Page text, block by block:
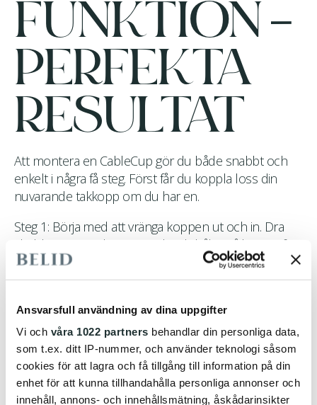
Ansvarsfull användning av dina uppgifter
Vi och våra 1022 partners behandlar din personliga data,
som t.ex. ditt IP-nummer, och använder teknologi såsom
cookies för att lagra och få tillgång till information på din
enhet för att kunna tillhandahålla personliga annonser och
innehåll, annons- och innehållsmätning, åskådarinsikter
FUNKTION –
PERFEKTA
RESULTAT
Att montera en CableCup gör du både snabbt och
enkelt i några få steg. Först får du koppla loss din
nuvarande takkopp om du har en.
Steg 1: Börja med att vränga koppen ut och in. Dra
sladden genom koppen och sidohålet på hänget för
att därefter hänga den på takkroken.
lite försiktigt på sladden som du dragit åt i sidohålet
på hänget för att ställa in höjden på lampan. Glöm
inte av att dra åt igen.
Steg 3: När du virat in all sladd, ställt in höjden och
koppen hänger på kroken är det bara att vränga upp